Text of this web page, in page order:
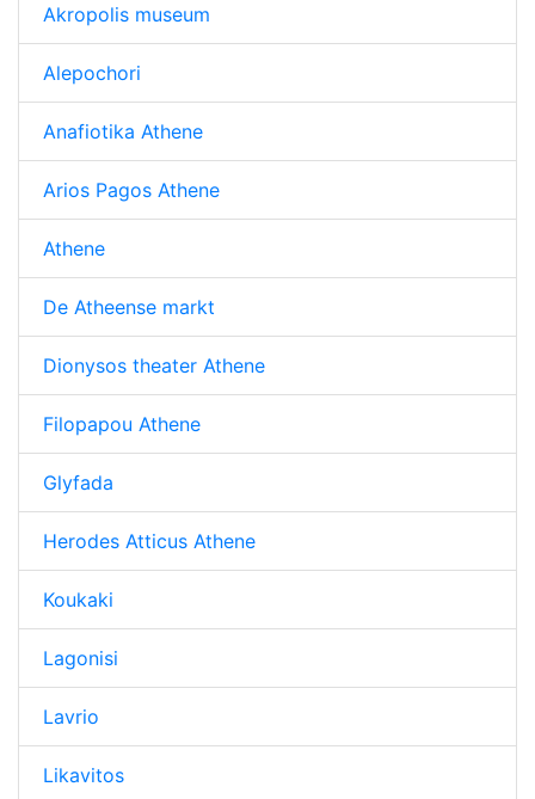
Akropolis museum
Alepochori
Anafiotika Athene
Arios Pagos Athene
Athene
De Atheense markt
Dionysos theater Athene
Filopapou Athene
Glyfada
Herodes Atticus Athene
Koukaki
Lagonisi
Lavrio
Likavitos